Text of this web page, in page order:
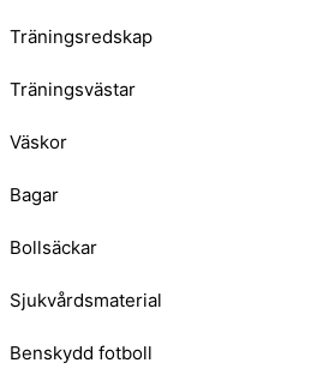
Träningsredskap
Träningsvästar
Väskor
Bagar
Bollsäckar
Sjukvårdsmaterial
Benskydd fotboll